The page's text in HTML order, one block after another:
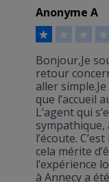
Anonyme A
Bonjour,Je
retour
aller
que l’accueil
L’agent qui
l’écoute.
cela mérite
l’expérience
à Annecy a